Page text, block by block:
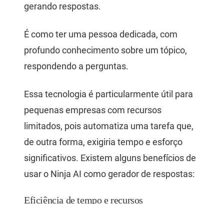
gerando respostas.
É como ter uma pessoa dedicada, com
profundo conhecimento sobre um tópico,
respondendo a perguntas.
Essa tecnologia é particularmente útil para
pequenas empresas com recursos
limitados, pois automatiza uma tarefa que,
de outra forma, exigiria tempo e esforço
significativos. Existem alguns benefícios de
usar o Ninja AI como gerador de respostas:
Eficiência de tempo e recursos